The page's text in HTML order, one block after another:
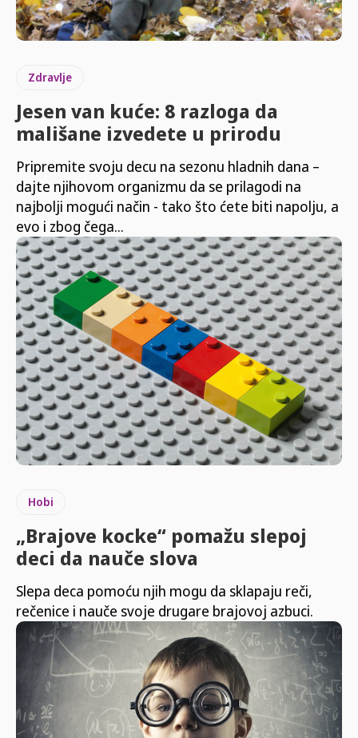
Zdravlje
Jesen van kuće: 8 razloga da
mališane izvedete u prirodu
Pripremite svoju decu na sezonu hladnih dana –
dajte njihovom organizmu da se prilagodi na
najbolji mogući način - tako što ćete biti napolju, a
evo i zbog čega...
Hobi
„Brajove kocke“ pomažu slepoj
deci da nauče slova
Slepa deca pomoću njih mogu da sklapaju reči,
rečenice i nauče svoje drugare brajovoj azbuci.